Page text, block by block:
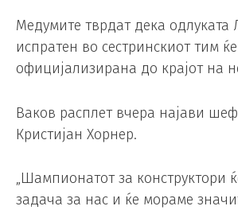
Медумите тврдат дека одлуката
испратен во сестринскиот тим
официјализирана до крајот на
Ваков расплет вчера најави
Кристијан Хорнер.
„Шампионатот за конструктори
задача за нас и ќе мораме